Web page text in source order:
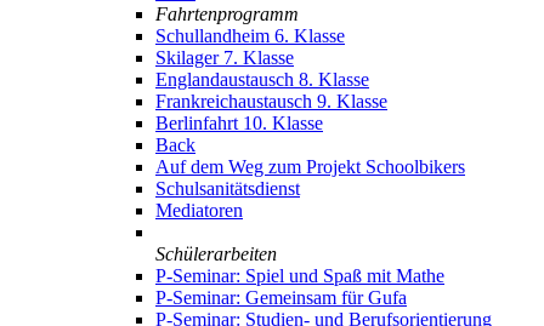
Fahrtenprogramm
Schullandheim 6. Klasse
Skilager 7. Klasse
Englandaustausch 8. Klasse
Frankreichaustausch 9. Klasse
Berlinfahrt 10. Klasse
Back
Auf dem Weg zum Projekt Schoolbikers
Schulsanitätsdienst
Mediatoren
Schülerarbeiten
P-Seminar: Spiel und Spaß mit Mathe
P-Seminar: Gemeinsam für Gufa
P-Seminar: Studien- und Berufsorientierung